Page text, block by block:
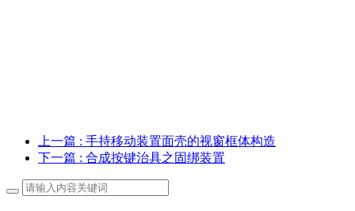
上一篇 : 手持移动装置面壳的视窗框体构造
下一篇 : 合成按键治具之固绑装置